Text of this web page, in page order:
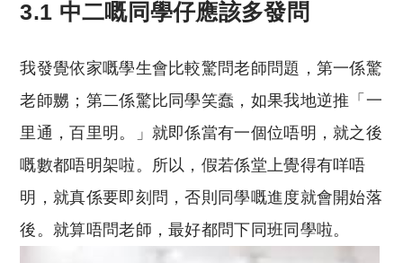
3.1 中二嘅同學仔應該多發問
我發覺依家嘅學生會比較驚問老師問題，第一係驚
老師嬲；第二係驚比同學笑蠢，如果我地逆推「一
里通，百里明。」就即係當有一個位唔明，就之後
嘅數都唔明架啦。所以，假若係堂上覺得有咩唔
明，就真係要即刻問，否則同學嘅進度就會開始落
後。就算唔問老師，最好都問下同班同學啦。